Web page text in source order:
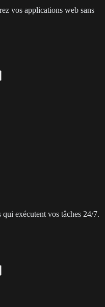
vos applications web sans
exécutent vos tâches 24/7.